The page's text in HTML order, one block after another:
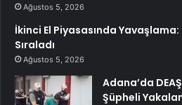
Ağustos 5, 2026
İkinci El Piyasasında
Sıraladı
Ağustos 5, 2026
Adana’da
Şüpheli